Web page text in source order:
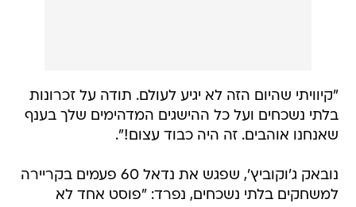
"קיוויתי שהיום הזה לא יגיע לעולם. תודה על זכרונות
בלתי נשכחים ועל כל ההישגים המדהימים שלך בענף
שאנחנו אוהבים. זה היה כבוד עצום!".
נובאק ג'וקוביץ', שפגש את נדאל 60 פעמים בקריירה
למשחקים בלתי נשכחים, נפרד: "פוסט אחד לא